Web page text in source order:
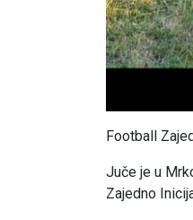
Football
Juče je u
Zajedno